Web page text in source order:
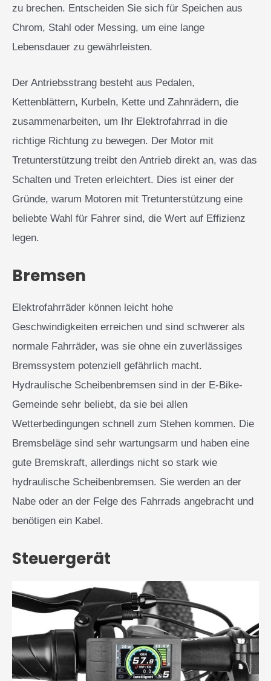
zu brechen. Entscheiden Sie sich für Speichen aus
Chrom, Stahl oder Messing, um eine lange
Lebensdauer zu gewährleisten.
Der Antriebsstrang besteht aus Pedalen,
Kettenblättern, Kurbeln, Kette und Zahnrädern, die
zusammenarbeiten, um Ihr Elektrofahrrad in die
richtige Richtung zu bewegen. Der Motor mit
Tretunterstützung treibt den Antrieb direkt an, was das
Schalten und Treten erleichtert. Dies ist einer der
Gründe, warum Motoren mit Tretunterstützung eine
beliebte Wahl für Fahrer sind, die Wert auf Effizienz
legen.
Bremsen
Elektrofahrräder können leicht hohe
Geschwindigkeiten erreichen und sind schwerer als
normale Fahrräder, was sie ohne ein zuverlässiges
Bremssystem potenziell gefährlich macht.
Hydraulische Scheibenbremsen sind in der E-Bike-
Gemeinde sehr beliebt, da sie bei allen
Wetterbedingungen schnell zum Stehen kommen. Die
Bremsbeläge sind sehr wartungsarm und haben eine
gute Bremskraft, allerdings nicht so stark wie
hydraulische Scheibenbremsen. Sie werden an der
Nabe oder an der Felge des Fahrrads angebracht und
benötigen ein Kabel.
Steuergerät